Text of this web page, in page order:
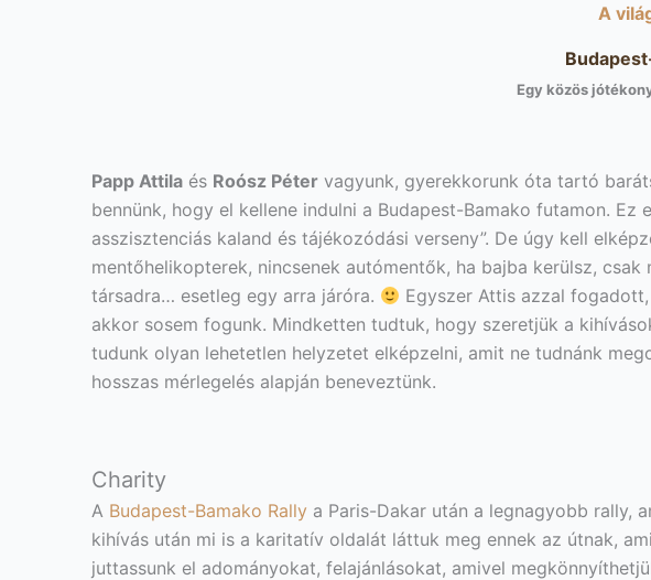
A
Egy közös
Papp Attilaés Roósz Pétervagyunk, gyerekkorunk óta tartó
bennünk, hogy el kellene indulni a Budapest-Bamako futamon. Ez
asszisztenciás kaland és tájékozódási verseny”. De úgy kell
mentőhelikopterek, nincsenek autómentők, ha bajba kerülsz,
társadra… esetleg egy arra járóra.
Egyszer Attis azzal
akkor sosem fogunk. Mindketten tudtuk, hogy szeretjük a
tudunk olyan lehetetlen helyzetet elképzelni, amit ne tudnánk
hosszas mérlegelés alapján beneveztünk.
Charity
A Budapest-Bamako Rallya Paris-Dakar után a legnagyobb rally,
kihívás után mi is a karitatív oldalát láttuk meg ennek az útnak,
juttassunk el adományokat, felajánlásokat, amivel